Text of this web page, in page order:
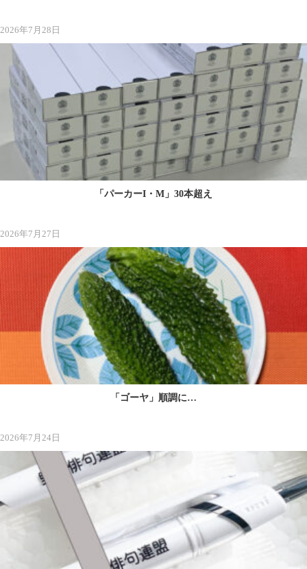
「パーカーI・M」30本超え
2026年7月28日
「ゴーヤ」順調に…
2026年7月27日
2026年7月24日